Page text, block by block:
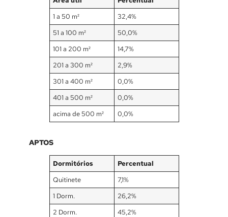
1 a 50 m²
32,4%
51 a 100 m²
50,0%
101 a 200 m²
14,7%
201 a 300 m²
2,9%
301 a 400 m²
0,0%
401 a 500 m²
0,0%
acima de 500 m²
0,0%
APTOS
Dormitórios
Percentual
Quitinete
7,1%
1 Dorm.
26,2%
2 Dorm.
45,2%